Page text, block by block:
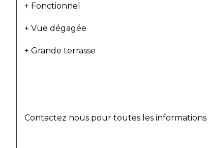
+ Fonctionnel
+ Vue dégagée
+ Grande terrasse
Contactez nous pour toutes les informations